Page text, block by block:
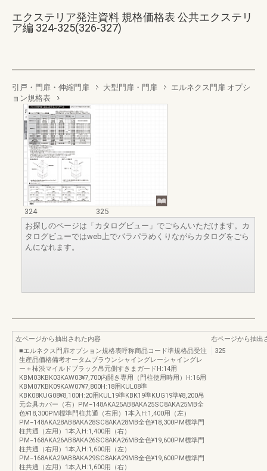
エクステリア発注資料 規格価格表 公共エクステリ
ア編 324-325(326-327)
引戸・門扉・伸縮門扉 大型門扉・門扉
エルネクス門扉 オプシ
ョン規格表
324
325
お探しのページは「カタログビュー」でごらんいただけます。カ
タログビューではweb上でパラパラめくりながらカタログをごら
んになれます。
左ページから抽出された内容
■エルネクス門扉オプション規格表呼称商品コード準規格品受注
生産品価格備考オータムブラウンシャイングレーシャイングレ
ー＋柿渋マイルドブラック吊元側すきまガードH:14用
KBM03KBK03KAW03¥7,700内開き専用（門柱使用時用）H:16用
KBM07KBK09KAW07¥7,800H:18用KUL08準
KBK08KUG08¥8,100H:20用KUL19準KBK19準KUG19準¥8,200吊
元金具カバー（右）PM−148AKA25AB8AKA25SC8AKA25MB全
色¥18,300PM標準門柱共通（右用）1本入H:1,400用（左）
PM−148AKA28AB8AKA28SC8AKA28MB全色¥18,300PM標準門
柱共通（左用）1本入H:1,400用（右）
PM−168AKA26AB8AKA26SC8AKA26MB全色¥19,600PM標準門
柱共通（右用）1本入H:1,600用（左）
PM−168AKA29AB8AKA29SC8AKA29MB全色¥19,600PM標準門
柱共通（左用）1本入H:1,600用（右）
右ページから抽出
325